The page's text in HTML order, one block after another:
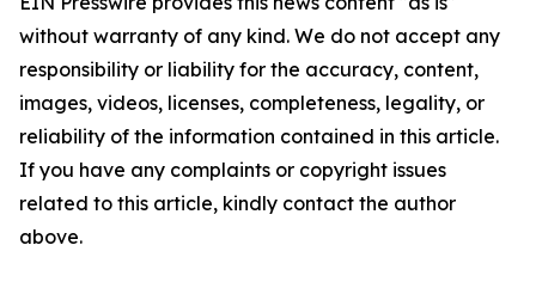
without warranty of any kind. We do not accept any
responsibility or liability for the accuracy, content,
images, videos, licenses, completeness, legality, or
reliability of the information contained in this article.
If you have any complaints or copyright issues
related to this article, kindly contact the author
above.